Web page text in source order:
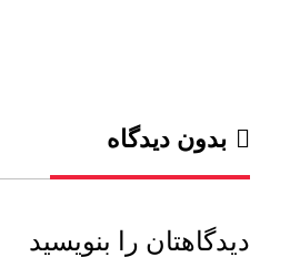
بدون دیدگاه
دیدگاهتان را بنویسید